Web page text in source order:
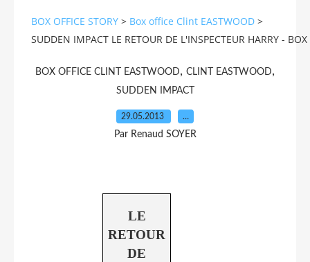
BOX OFFICE STORY > Box office Clint EASTWOOD >
SUDDEN IMPACT LE RETOUR DE L'INSPECTEUR HARRY -
BOX OFFICE CLINT EASTWOOD, CLINT EASTWOOD,
SUDDEN IMPACT
29.05.2013 …
Par Renaud SOYER
LE
RETOUR
DE